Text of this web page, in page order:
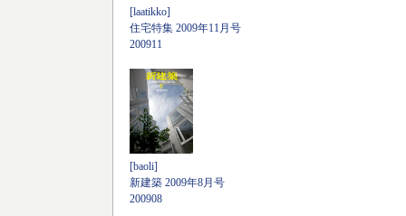
[laatikko]
住宅特集 2009年11月号
200911
[baoli]
新建築 2009年8月号
200908